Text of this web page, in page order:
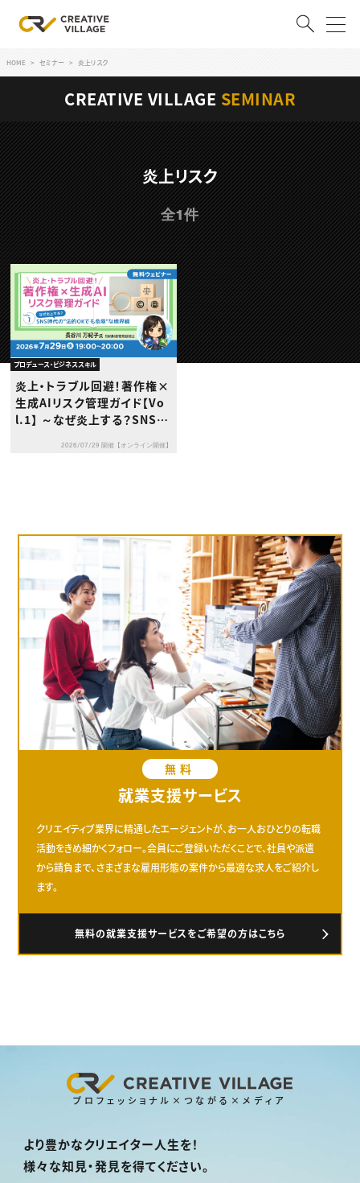
ACCOUNT
ログイン 会員登録
RECRUIT
クリエイター求人を探す
CREATIVE JOB求人検索
特集求人
採用説明会
転職支援サービス
CONTENTS
スキルアップしたい！
スキルアップしたい！ トップ
デザイン
プログラミング
動画配信・映像制作
編集・ライティング
マーケティング
ディレクション
業界解説・キャリア事情
お役立ち基礎知識
TOP Creator’s コラム
TOP Creator’s コラム トップ
Webクリエイター
アプリクリエイター
ゲームクリエイター
映像クリエイター
マーケッター
クリエイターインタビュー
セミナー
ニュース・トレンド
ニュース・トレンド トップ
プロフェッショナル×つながる×メディア
HOME セミナー 炎上リスク
CREATIVE VILLAGE SEMINAR
炎上リスク
全1件
プロデュース・ビジネススキル
炎上・トラブル回避！著作権×
生成AIリスク管理ガイド【Vo
l.1】 ～なぜ炎上する？SNS時
2026/07/29 開催【オンライン開催】
無料
就業支援サービス
クリエイティブ業界に精通したエージェントが、お一人おひとりの転職
活動をきめ細かくフォロー。会員にご登録いただくことで、社員や派遣
から請負まで、さまざまな雇用形態の案件から最適な求人をご紹介し
ます。
無料の就業支援サービスをご希望の方はこちら
プロフェッショナル×つながる×メディア
より豊かなクリエイター人生を！
様々な知見・発見を得てください。